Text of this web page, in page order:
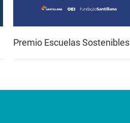
Premio Escuelas Sostenibles